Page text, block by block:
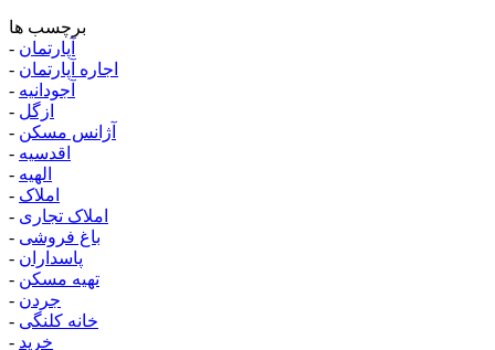
برچسب ها
- آپارتمان
- اجاره آپارتمان
- آجودانیه
- ازگل
- آژانس مسکن
- اقدسیه
- الهیه
- املاک
- املاک تجاری
- باغ فروشی
- پاسداران
- تهیه مسکن
- جردن
- خانه کلنگی
- خرید